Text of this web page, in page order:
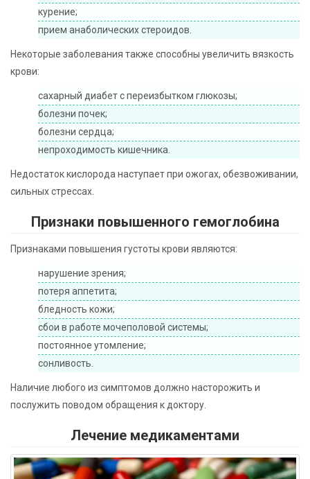
курение;
прием анаболических стероидов.
Некоторые заболевания также способны увеличить вязкость
крови:
сахарный диабет с переизбытком глюкозы;
болезни почек;
болезни сердца;
непроходимость кишечника.
Недостаток кислорода наступает при ожогах, обезвоживании,
сильных стрессах.
Признаки повышенного гемоглобина
Признаками повышения густоты крови являются:
нарушение зрения;
потеря аппетита;
бледность кожи;
сбои в работе мочеполовой системы;
постоянное утомление;
сонливость.
Наличие любого из симптомов должно насторожить и
послужить поводом обращения к доктору.
Лечение медикаментами